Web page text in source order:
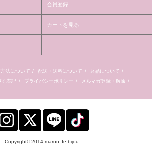
会員登録
カートを見る
法について / 配送・送料について / 返品について /
く表記 / プライバシーポリシー / メルマガ登録・解除 /
Copyright© 2014 maron de bijou